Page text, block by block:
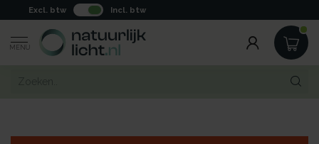
Excl. btw Incl. btw
MENU